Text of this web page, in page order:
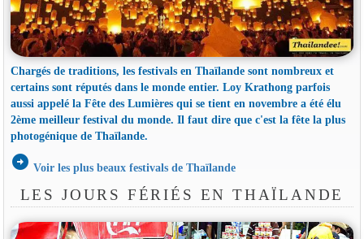
Chargés de traditions, les festivals en Thaïlande sont nombreux et
certains sont réputés dans le monde entier. Loy Krathong parfois
aussi appelé la Fête des Lumières qui se tient en novembre a été élu
2ème meilleur festival du monde. Il faut dire que c'est la fête la plus
photogénique de Thaïlande.
arrow_circle_right Voir les plus beaux festivals de Thaïlande
LES JOURS FÉRIÉS EN THAÏLANDE